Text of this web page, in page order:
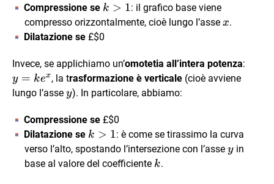
Compressione se k>1
k > 1: il grafico base viene
compresso orizzontalmente, cioè lungo l’asse x
x.
Dilatazione se £$0
Invece, se applichiamo un’omotetia all’intera potenza:
y = kex, la trasformazione è verticale (cioè avviene
lungo l’asse y
y). In particolare, abbiamo:
Compressione se £$0
Dilatazione se k>1
k > 1: è come se tirassimo la curva
verso l’alto, spostando l’intersezione con l’asse y
yin
base al valore del coefficiente k
k.